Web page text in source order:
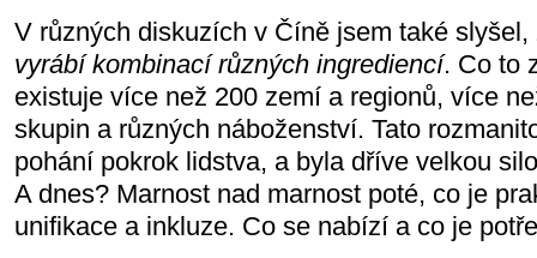
V různých diskuzích v Číně jsem také
vyrábí kombinací různých ingrediencí. Co to
existuje více než 200 zemí a regionů, více
skupin a různých náboženství. Tato
pohání pokrok lidstva, a byla dříve velkou
A dnes? Marnost nad marnost poté, co je
unifikace a inkluze. Co se nabízí a co je